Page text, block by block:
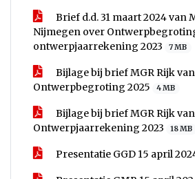
Brief d.d. 31 maart 2024 van
Nijmegen over
ontwerpjaarrekening 2023
7 MB
Bijlage bij brief MGR Rijk
Ontwerpbegroting 2025
4 MB
Bijlage bij brief MGR Rijk
Ontwerpjaarrekening 2023
18 MB
Presentatie GGD 15 april